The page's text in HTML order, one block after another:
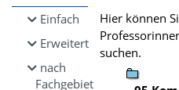
Einfach
Erweitert
nach
Fachgebiet
Hier können
suchen.